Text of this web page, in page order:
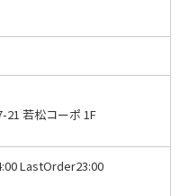
21 若松コーポ 1F
LastOrder23:00